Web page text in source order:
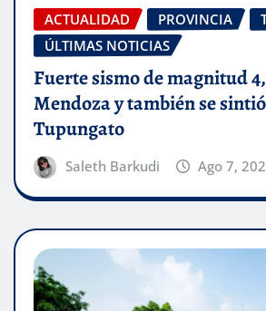
ACTUALIDAD PROVINCIA
ÚLTIMAS NOTICIAS
Fuerte sismo de magnitud
Mendoza y también se
Tupungato
Saleth Barkudi Ago 7,